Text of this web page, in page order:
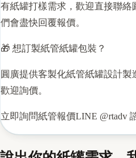
有紙罐打樣需求，歡迎直接聯
們會盡快回覆報價。
🎁 想訂製紙管紙罐包裝？
圓廣提供客製化紙管紙罐設計製
歡迎詢價。
立即詢問紙管報價LINE @rtadv